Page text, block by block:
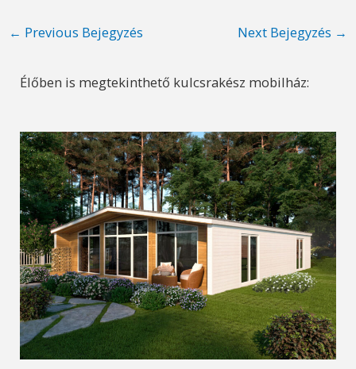
Post
← Previous Bejegyzés Next Bejegyzés →
Élőben is megtekinthető kulcsrakész mobilház: